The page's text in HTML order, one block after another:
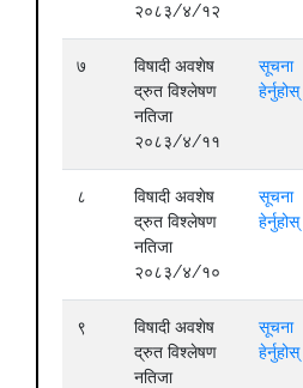
२०८३/४/१२
७
विषादी अवशेष
द्रुत विश्लेषण
नतिजा
२०८३/४/११
सूचना
हेर्नुहोस्
८
विषादी अवशेष
द्रुत विश्लेषण
नतिजा
२०८३/४/१०
सूचना
हेर्नुहोस्
९
विषादी अवशेष
द्रुत विश्लेषण
नतिजा
सूचना
हेर्नुहोस्